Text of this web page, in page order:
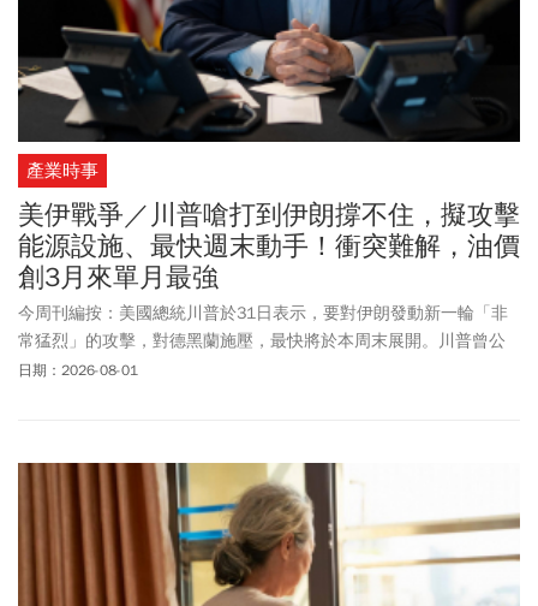
產業時事
美伊戰爭／川普嗆打到伊朗撐不住，擬攻擊
能源設施、最快週末動手！衝突難解，油價
創3月來單月最強
今周刊編按：美國總統川普於31日表示，要對伊朗發動新一輪「非
常猛烈」的攻擊，對德黑蘭施壓，最快將於本周末展開。川普曾公
開批評伊朗的官員「非常不守信用」，且多次違背承諾，他強調將
雙方對於核計畫、荷姆茲海峽的議題皆互不相讓，難以取得共識。
隨著美伊衝突加劇、荷姆茲海峽問題陷入僵局，周五(7/31)國際油價
再度上漲，創下自3月以來最強單月表現。美國紐約西德州中級原油
期貨價格上漲1.08美元或1.3%，收在每桶84.67美元；布蘭特原油期
貨價格上漲1.09美元或1.2%，收在每桶90.12美元。
日期：2026-08-01